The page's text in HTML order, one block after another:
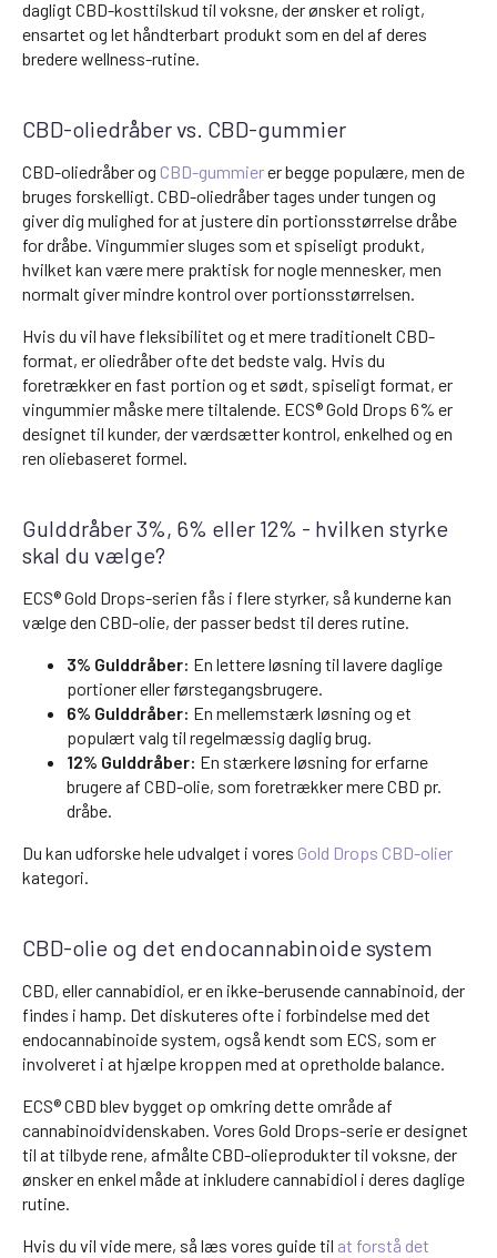
dagligt CBD-kosttilskud til voksne, der ønsker et roligt,
ensartet og let håndterbart produkt som en del af deres
bredere wellness-rutine.
CBD-oliedråber vs. CBD-gummier
CBD-oliedråber og CBD-gummierer begge populære, men de
bruges forskelligt. CBD-oliedråber tages under tungen og
giver dig mulighed for at justere din portionsstørrelse dråbe
for dråbe. Vingummier sluges som et spiseligt produkt,
hvilket kan være mere praktisk for nogle mennesker, men
normalt giver mindre kontrol over portionsstørrelsen.
Hvis du vil have fleksibilitet og et mere traditionelt CBD-
format, er oliedråber ofte det bedste valg. Hvis du
foretrækker en fast portion og et sødt, spiseligt format, er
vingummier måske mere tiltalende. ECS® Gold Drops 6% er
designet til kunder, der værdsætter kontrol, enkelhed og en
ren oliebaseret formel.
Gulddråber 3%, 6% eller 12% - hvilken styrke
skal du vælge?
ECS® Gold Drops-serien fås i flere styrker, så kunderne kan
vælge den CBD-olie, der passer bedst til deres rutine.
3% Gulddråber: En lettere løsning til lavere daglige
portioner eller førstegangsbrugere.
6% Gulddråber: En mellemstærk løsning og et
populært valg til regelmæssig daglig brug.
12% Gulddråber: En stærkere løsning for erfarne
brugere af CBD-olie, som foretrækker mere CBD pr.
dråbe.
Du kan udforske hele udvalget i vores Gold Drops CBD-olier
kategori.
CBD-olie og det endocannabinoide system
CBD, eller cannabidiol, er en ikke-berusende cannabinoid, der
findes i hamp. Det diskuteres ofte i forbindelse med det
endocannabinoide system, også kendt som ECS, som er
involveret i at hjælpe kroppen med at opretholde balance.
ECS® CBD blev bygget op omkring dette område af
cannabinoidvidenskaben. Vores Gold Drops-serie er designet
til at tilbyde rene, afmålte CBD-olieprodukter til voksne, der
ønsker en enkel måde at inkludere cannabidiol i deres daglige
rutine.
Hvis du vil vide mere, så læs vores guide til at forstå det